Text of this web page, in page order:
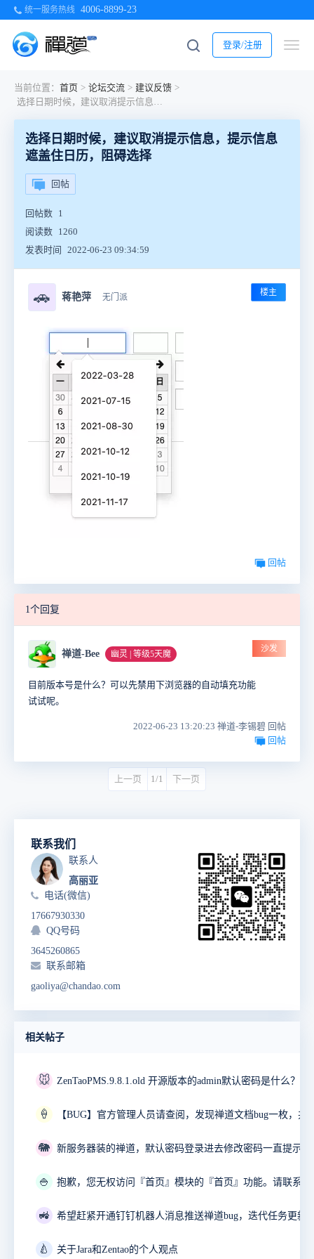
统一服务热线 4006-8899-23
登录/注册
当前位置： 首页 > 论坛交流 > 建议反馈 >
选择日期时候，建议取消提示信息，提示信息遮盖住日历，阻碍选择
选择日期时候，建议取消提示信息，提示信息
遮盖住日历，阻碍选择
回帖
回帖数 1
阅读数 1260
发表时间
2022-06-23 09:34:59
🚗 蒋艳萍 无门派 楼主
回帖
1个回复
禅道-Bee 幽灵 | 等级5天魔
沙发
目前版本号是什么？可以先禁用下浏览器的自动填充功能
试试呢。
2022-06-23 13:20:23 禅道-李锡碧 回帖
回帖
上一页 1/1 下一页
联系我们
联系人
高丽亚
电话(微信)
17667930330
QQ号码
3645260865
联系邮箱
gaoliya@chandao.com
相关帖子
🐭 ZenTaoPMS.9.8.1.old 开源版本的admin默认密码是什么？
🍦
🐘
🍚
🚜
🍐 关于Jara和Zentao的个人观点